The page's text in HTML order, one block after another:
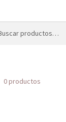
0 productos